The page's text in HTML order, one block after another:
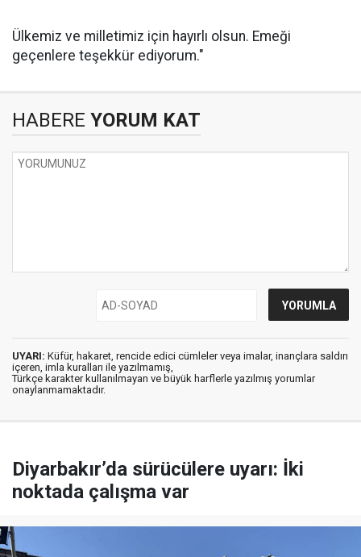
Ülkemiz ve milletimiz için hayırlı olsun. Emeği
geçenlere teşekkür ediyorum."
HABERE YORUM KAT
UYARI: Küfür, hakaret, rencide edici cümleler veya imalar, inançlara saldırı
içeren, imla kuralları ile yazılmamış,
Türkçe karakter kullanılmayan ve büyük harflerle yazılmış yorumlar
onaylanmamaktadır.
Diyarbakır’da sürücülere uyarı: İki
noktada çalışma var